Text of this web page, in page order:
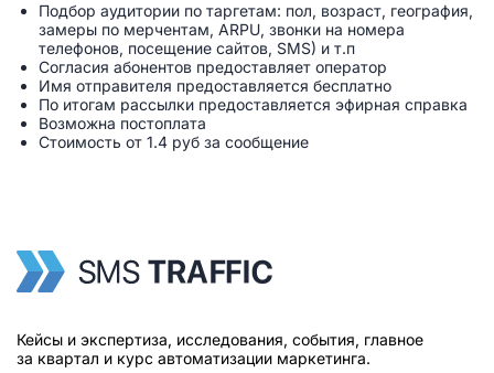
Подбор аудитории по таргетам: пол, возраст, география,
замеры по мерчентам, ARPU, звонки на номера
телефонов, посещение сайтов, SMS) и т.п
Согласия абонентов предоставляет оператор
Имя отправителя предоставляется бесплатно
По итогам рассылки предоставляется эфирная справка
Возможна постоплата
Стоимость от 1.4 руб за сообщение
Кейсы и экспертиза, исследования, события, главное
за квартал и курс автоматизации маркетинга.